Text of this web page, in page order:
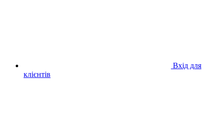
Вхід для
клієнтів